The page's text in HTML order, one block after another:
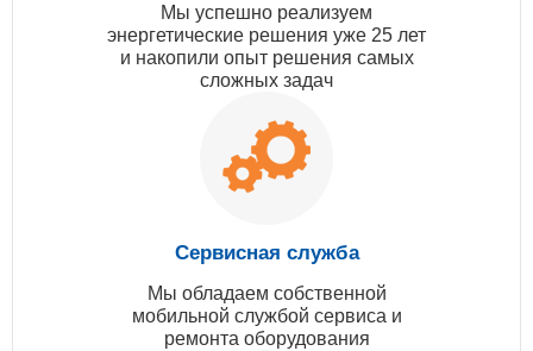
Мы успешно реализуем
энергетические решения уже 25 лет
и накопили опыт решения самых
сложных задач
Сервисная служба
Мы обладаем собственной
мобильной службой сервиса и
ремонта оборудования